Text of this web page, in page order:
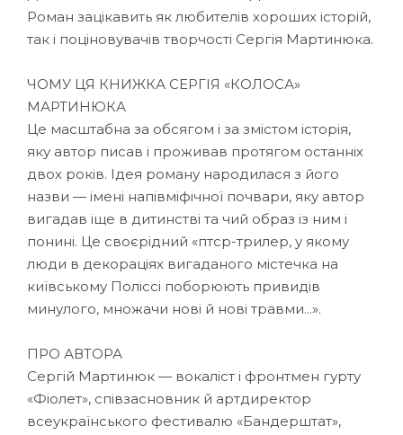
Роман зацікавить як любителів хороших історій,
так і поціновувачів творчості Сергія Мартинюка.
ЧОМУ ЦЯ КНИЖКА СЕРГІЯ «КОЛОСА»
МАРТИНЮКА
Це масштабна за обсягом і за змістом історія,
яку автор писав і проживав протягом останніх
двох років. Ідея роману народилася з його
назви — імені напівміфічної почвари, яку автор
вигадав іще в дитинстві та чий образ із ним і
понині. Це своєрідний «птср-трилер, у якому
люди в декораціях вигаданого містечка на
київському Поліссі поборюють привидів
минулого, множачи нові й нові травми...».
ПРО АВТОРА
Сергій Мартинюк — вокаліст і фронтмен гурту
«Фіолет», співзасновник й артдиректор
всеукраїнського фестивалю «Бандерштат»,